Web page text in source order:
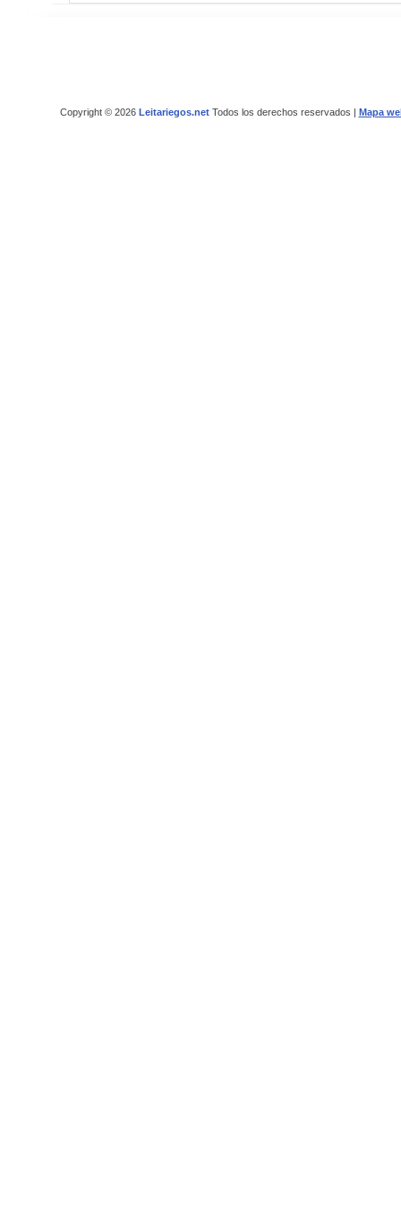
Copyright © 2026 Leitariegos.netTodos los derechos reservados | Mapa